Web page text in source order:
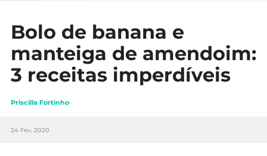
Nutrição
Receitas
Fitness
Mães e Bebés
Bolo de banana e
manteiga de amendoim:
3 receitas imperdíveis
Priscilla Fortinho
24 Fev, 2020